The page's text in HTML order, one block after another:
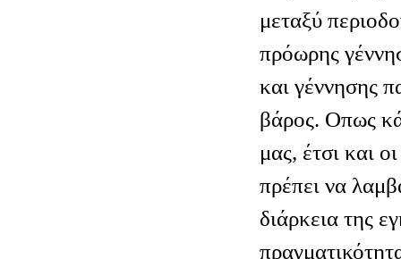
μεταξύ
πρόωρης
και γέννησης
βάρος. Οπως
μας, έτσι και
πρέπει να
διάρκεια της